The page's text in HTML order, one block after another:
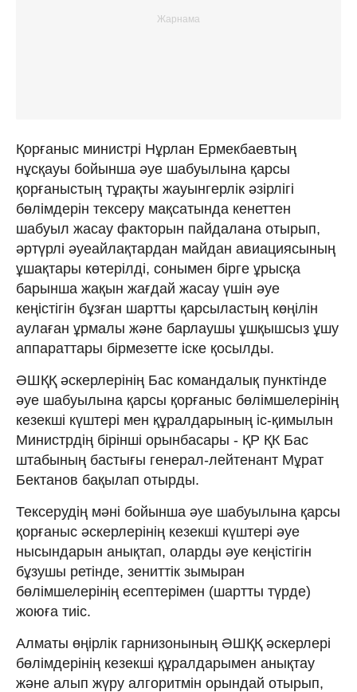
Қорғаныс министрі Нұрлан Ермекбаевтың
нұсқауы бойынша әуе шабуылына қарсы
қорғаныстың тұрақты жауынгерлік әзірлігі
бөлімдерін тексеру мақсатында кенеттен
шабуыл жасау факторын пайдалана отырып,
әртүрлі әуеайлақтардан майдан авиациясының
ұшақтары көтерілді, сонымен бірге ұрысқа
барынша жақын жағдай жасау үшін әуе
кеңістігін бұзған шартты қарсыластың көңілін
аулаған ұрмалы және барлаушы ұшқышсыз ұшу
аппараттары бірмезетте іске қосылды.
ӘШҚҚ әскерлерінің Бас командалық пунктінде
әуе шабуылына қарсы қорғаныс бөлімшелерінің
кезекші күштері мен құралдарының іс-қимылын
Министрдің бірінші орынбасары - ҚР ҚК Бас
штабының бастығы генерал-лейтенант Мұрат
Бектанов бақылап отырды.
Тексерудің мәні бойынша әуе шабуылына қарсы
қорғаныс әскерлерінің кезекші күштері әуе
нысындарын анықтап, оларды әуе кеңістігін
бұзушы ретінде, зениттік зымыран
бөлімшелерінің есептерімен (шартты түрде)
жоюға тиіс.
Алматы өңірлік гарнизонының ӘШҚҚ әскерлері
бөлімдерінің кезекші құралдарымен анықтау
және алып жүру алгоритмін орындай отырып,